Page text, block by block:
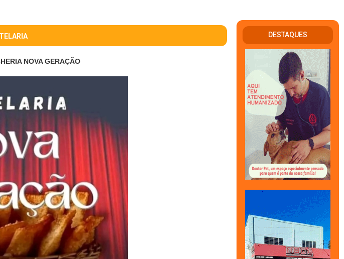
NOVA GERAÇÃO
DESTAQUES